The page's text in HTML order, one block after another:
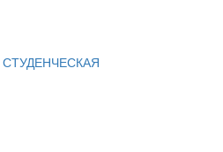
СТУДЕНЧЕСКАЯ